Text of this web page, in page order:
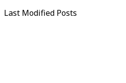
Last Modified Posts